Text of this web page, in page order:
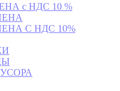
с НДС 10 %
С НДС 10%